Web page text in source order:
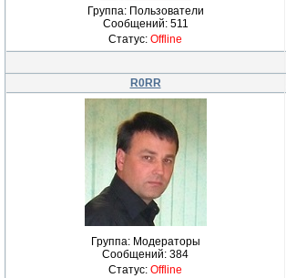
Группа: Пользователи
Сообщений: 511
Статус: Offline
R0RR
Группа: Модераторы
Сообщений: 384
Статус: Offline